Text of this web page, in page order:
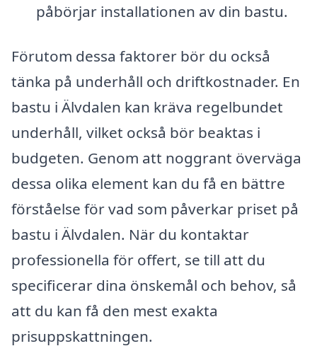
påbörjar installationen av din bastu.
Förutom dessa faktorer bör du också
tänka på underhåll och driftkostnader. En
bastu i Älvdalen kan kräva regelbundet
underhåll, vilket också bör beaktas i
budgeten. Genom att noggrant överväga
dessa olika element kan du få en bättre
förståelse för vad som påverkar priset på
bastu i Älvdalen. När du kontaktar
professionella för offert, se till att du
specificerar dina önskemål och behov, så
att du kan få den mest exakta
prisuppskattningen.